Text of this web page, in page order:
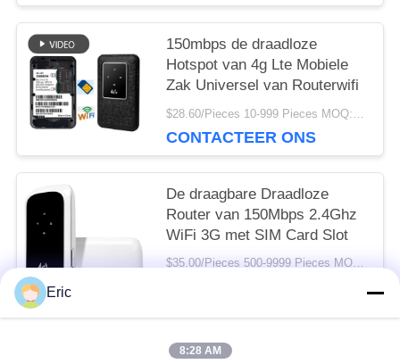
150mbps de draadloze
Hotspot van 4g Lte Mobiele
Zak Universel van Routerwifi
$28.60/Pieces 10-999 Pieces MOQ:10 stukken
CONTACTEER ONS
De draagbare Draadloze
Router van 150Mbps 2.4Ghz
WiFi 3G met SIM Card Slot
$35.00/Pieces 500-9999 Pieces MOQ:500 Stukken
Eric
8:28 AM